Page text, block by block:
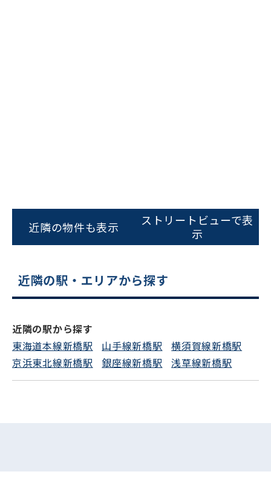
0120-620-213
近隣の物件も表示
ストリートビューで表
示
近隣の駅・エリアから探す
近隣の駅から探す
東海道本線新橋駅
山手線新橋駅
横須賀線新橋駅
京浜東北線新橋駅
銀座線新橋駅 浅草線新橋駅